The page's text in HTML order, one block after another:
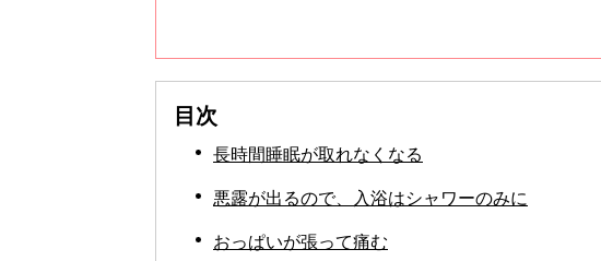
目次
長時間睡眠が取れなくなる
悪露が出るので、入浴はシャワーのみに
おっぱいが張って痛む